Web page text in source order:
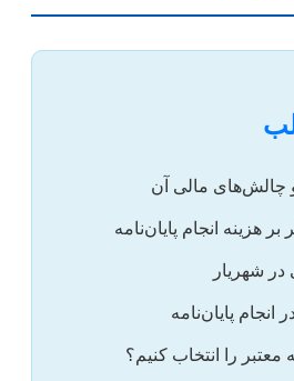
و چالش‌های مالی آن
هزینه انجام پایان‌نامه
در شهریار
انجام پایان‌نامه
را انتخاب کنیم؟